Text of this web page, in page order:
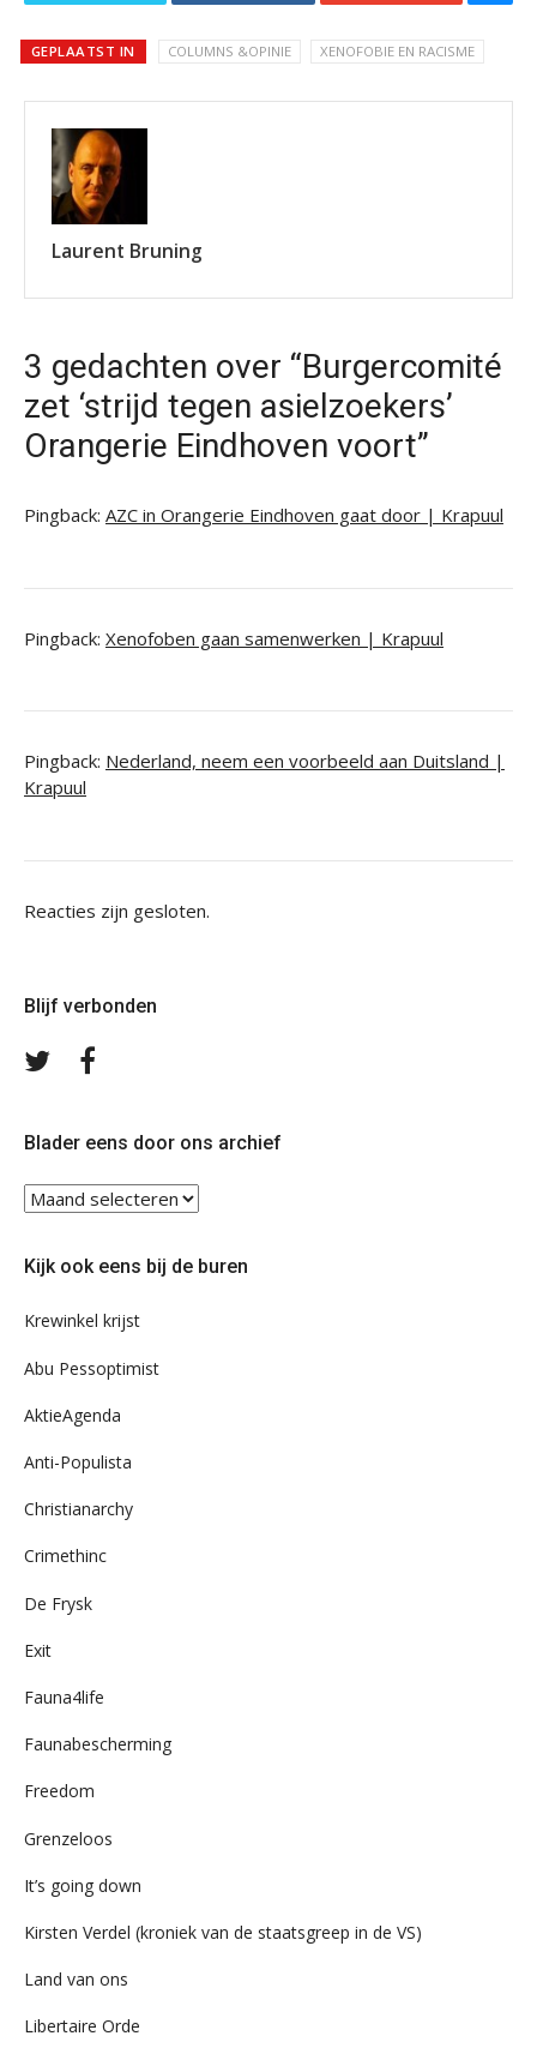
GEPLAATST IN COLUMNS &OPINIE XENOFOBIE EN RACISME
Laurent Bruning
3 gedachten over “Burgercomité
zet ‘strijd tegen asielzoekers’
Orangerie Eindhoven voort”
Pingback: AZC in Orangerie Eindhoven gaat door | Krapuul
Pingback: Xenofoben gaan samenwerken | Krapuul
Pingback: Nederland, neem een voorbeeld aan Duitsland |
Krapuul
Reacties zijn gesloten.
Blijf verbonden
Volg
Blader eens door ons archief
Blader
ons
Kijk ook eens bij de buren
Krewinkel krijst
Abu Pessoptimist
AktieAgenda
Anti-Populista
Christianarchy
Crimethinc
De Frysk
Exit
Fauna4life
Faunabescherming
Freedom
Grenzeloos
It’s going down
Kirsten Verdel (kroniek van de staatsgreep in de VS)
Land van ons
Libertaire Orde